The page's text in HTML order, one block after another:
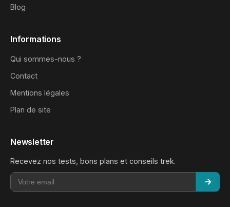
Blog
Informations
Qui sommes-nous ?
Contact
Mentions légales
Plan de site
Newsletter
Recevez nos tests, bons plans et conseils trek.